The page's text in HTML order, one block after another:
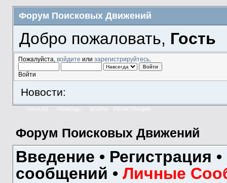
Форум Поисковых Движений
Добро пожаловать, Гость
Пожалуйста, войдите или зарегистрируйтесь.
Войти
Новости:
НАЧАЛО ПОМОЩЬ ВОЙТИ РЕГИСТРАЦИЯ
Форум Поисковых Движений
Введение • Регистрация •
сообщений • Личные